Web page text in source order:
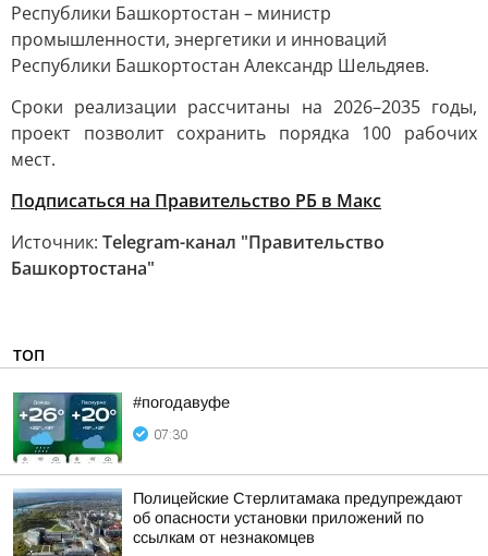
Республики Башкортостан – министр
промышленности, энергетики и инноваций
Республики Башкортостан Александр Шельдяев.
Сроки реализации рассчитаны на 2026–2035 годы,
проект позволит сохранить порядка 100 рабочих
мест.
Подписаться на Правительство РБ в Макс
Источник: Telegram-канал "Правительство
Башкортостана"
ТОП
#погодавуфе
07:30
Полицейские Стерлитамака предупреждают
об опасности установки приложений по
ссылкам от незнакомцев